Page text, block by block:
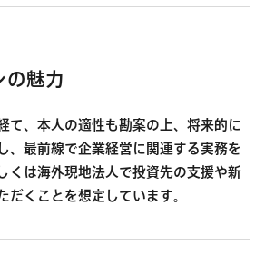
の魅力
て、本人の適性も勘案の上、将来的に
、最前線で企業経営に関連する実務を
くは海外現地法人で投資先の支援や新
だくことを想定しています。